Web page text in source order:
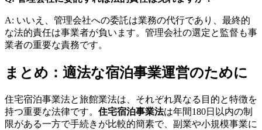
A: いいえ、管理会社への委託は業務の代行であり、最終的
な法的責任は事業者が負います。管理会社の選定と監督も事
業者の重要な責務です。
まとめ：適法な宿泊事業運営のために
住宅宿泊事業法と旅館業法は、それぞれ異なる目的と特徴を
持つ重要な法律です。 住宅宿泊事業法は年間180日以内の制
限がある一方で手続きが比較的簡素で、副業や小規模事業に